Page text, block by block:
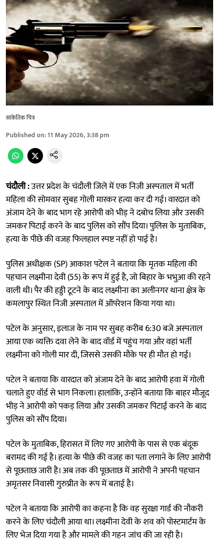
सांकेतिक चित्र
Published on:11 May 2026, 3:38 pm
चंदौली :उत्तर प्रदेश के चंदौली जिले में एक निजी अस्पताल में भर्ती
महिला की सोमवार सुबह गोली मारकर हत्या कर दी गई। वारदात को
अंजाम देने के बाद भाग रहे आरोपी को भीड़ ने दबोच लिया और उसकी
जमकर पिटाई करने के बाद पुलिस को सौंप दिया। पुलिस के मुताबिक,
हत्या के पीछे की वजह फिलहाल स्पष्ट नहीं हो पाई है।
पुलिस अधीक्षक (SP) आकाश पटेल ने बताया कि मृतक महिला की
पहचान लक्ष्मीना देवी (55) के रूप में हुई है, जो बिहार के भभुआ की रहने
वाली थी। पैर की हड्डी टूटने के बाद लक्ष्मीना का अलीनगर थाना क्षेत्र के
कमलापुर स्थित निजी अस्पताल में ऑपरेशन किया गया था।
पटेल के अनुसार, इलाज के नाम पर सुबह करीब 6:30 बजे अस्पताल
आया एक व्यक्ति दवा लेने के बाद वॉर्ड में पहुंच गया और वहां भर्ती
लक्ष्मीना को गोली मार दी, जिससे उसकी मौके पर ही मौत हो गई।
पटेल ने बताया कि वारदात को अंजाम देने के बाद आरोपी हवा में गोली
चलाते हुए वॉर्ड से भाग निकला। हालांकि, उन्होंने बताया कि बाहर मौजूद
भीड़ ने आरोपी को पकड़ लिया और उसकी जमकर पिटाई करने के बाद
पुलिस को सौंप दिया।
पटेल के मुताबिक, हिरासत में लिए गए आरोपी के पास से एक बंदूक
बरामद की गई है। हत्या के पीछे की वजह का पता लगाने के लिए आरोपी
से पूछताछ जारी है। अब तक की पूछताछ में आरोपी ने अपनी पहचान
अमृतसर निवासी गुरुप्रीत के रूप में बताई है।
पटेल ने बताया कि आरोपी का कहना है कि वह सुरक्षा गार्ड की नौकरी
करने के लिए चंदौली आया था। लक्ष्मीना देवी के शव को पोस्टमार्टम के
लिए भेज दिया गया है और मामले की गहन जांच की जा रही है।